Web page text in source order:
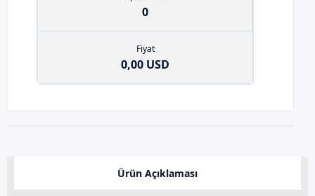
0
Fiyat
0,00 USD
Ürün Açıklaması